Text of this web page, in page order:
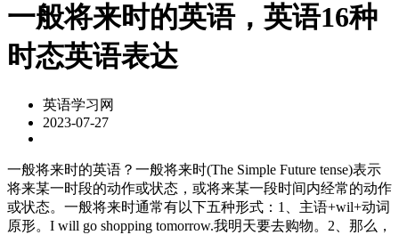
一般将来时的英语，英语16种
时态英语表达
英语学习网
2023-07-27
一般将来时的英语？一般将来时(The Simple Future tense)表示
将来某一时段的动作或状态，或将来某一段时间内经常的动作
或状态。一般将来时通常有以下五种形式：1、主语+wil+动词
原形。I will go shopping tomorrow.我明天要去购物。2、那么，